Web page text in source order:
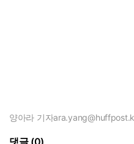
양아라 기자
댓글 (0)